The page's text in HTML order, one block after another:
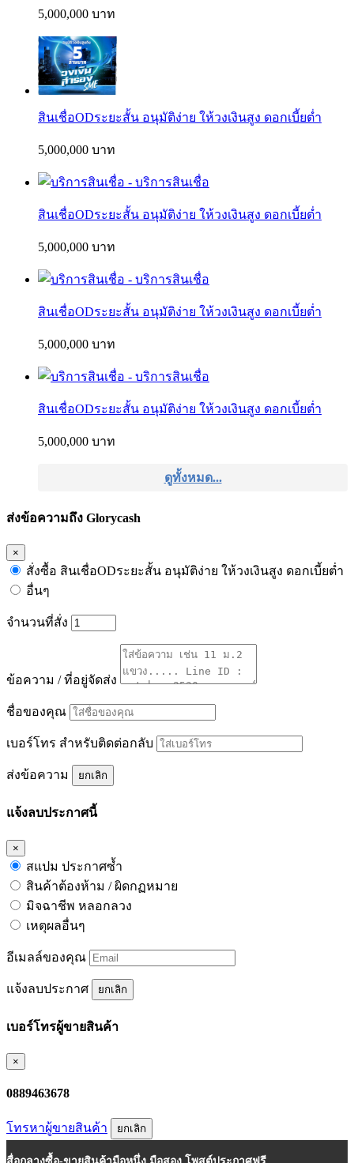
5,000,000 บาท
สินเชื่อODระยะสั้น อนุมัติง่าย ให้วงเงินสูง ดอกเบี้ยต่ำ
5,000,000 บาท
สินเชื่อODระยะสั้น อนุมัติง่าย ให้วงเงินสูง ดอกเบี้ยต่ำ
5,000,000 บาท
สินเชื่อODระยะสั้น อนุมัติง่าย ให้วงเงินสูง ดอกเบี้ยต่ำ
5,000,000 บาท
สินเชื่อODระยะสั้น อนุมัติง่าย ให้วงเงินสูง ดอกเบี้ยต่ำ
5,000,000 บาท
ดูทั้งหมด...
ส่งข้อความถึง Glorycash
×
สั่งซื้อ สินเชื่อODระยะสั้น อนุมัติง่าย ให้วงเงินสูง ดอกเบี้ยต่ำ
อื่นๆ
จำนวนที่สั่ง
ข้อความ / ที่อยู่จัดส่ง
ชื่อของคุณ
เบอร์โทร สำหรับติดต่อกลับ
ส่งข้อความ ยกเลิก
แจ้งลบประกาศนี้
×
สแปม ประกาศซ้ำ
สินค้าต้องห้าม / ผิดกฏหมาย
มิจฉาชีพ หลอกลวง
เหตุผลอื่นๆ
อีเมลล์ของคุณ
แจ้งลบประกาศ ยกเลิก
เบอร์โทรผู้ขายสินค้า
×
0889463678
โทรหาผู้ขายสินค้า ยกเลิก